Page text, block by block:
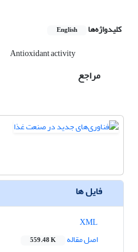
کلیدواژه‌ها English
Antioxidant activity
مراجع
فایل ها
اصل مقاله
559.48 K